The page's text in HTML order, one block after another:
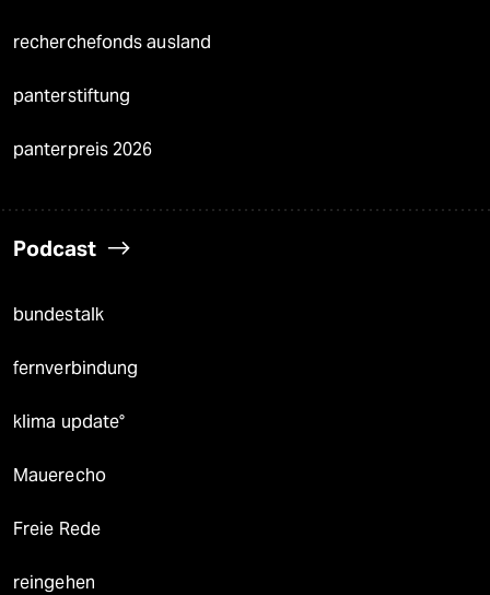
recherchefonds ausland
panterstiftung
panterpreis 2026
Podcast
bundestalk
fernverbindung
klima update°
Mauerecho
Freie Rede
reingehen